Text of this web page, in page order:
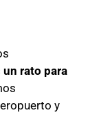
rato para
y